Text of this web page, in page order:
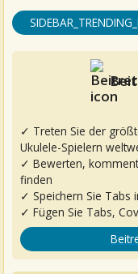
✓ Treten Sie der
Ukulele-Spielern
✓ Bewerten,
finden
✓ Speichern Sie Tabs
✓ Fügen Sie Tabs,